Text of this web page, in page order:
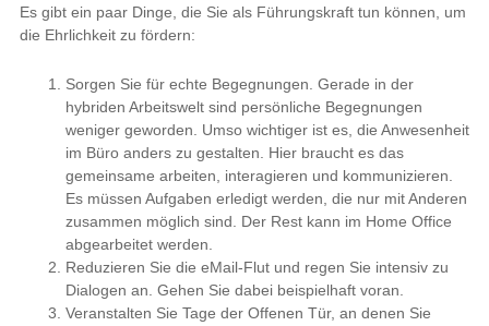
Es gibt ein paar Dinge, die Sie als Führungskraft tun können, um
die Ehrlichkeit zu fördern:
Sorgen Sie für echte Begegnungen. Gerade in der
hybriden Arbeitswelt sind persönliche Begegnungen
weniger geworden. Umso wichtiger ist es, die Anwesenheit
im Büro anders zu gestalten. Hier braucht es das
gemeinsame arbeiten, interagieren und kommunizieren.
Es müssen Aufgaben erledigt werden, die nur mit Anderen
zusammen möglich sind. Der Rest kann im Home Office
abgearbeitet werden.
Reduzieren Sie die eMail-Flut und regen Sie intensiv zu
Dialogen an. Gehen Sie dabei beispielhaft voran.
Veranstalten Sie Tage der Offenen Tür, an denen Sie